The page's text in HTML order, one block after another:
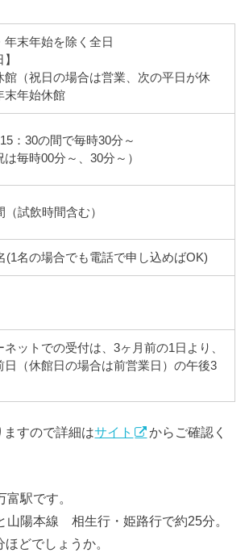
年末年始を除く全日
館（祝日の場合は営業、次の平日が休
末年始休館
：30の間で毎時30分～
は毎時00分～、30分～）
（試飲時間含む）
(1名の場合でも電話で申し込めばOK)
ネットでの受付は、3ヶ月前の1日より、
日（休館日の場合は前営業日）の午後3
ますので詳細はサイト
からご確認く
駅です。
山陽本線 相生行・姫路行で約25分。
どでしょうか。